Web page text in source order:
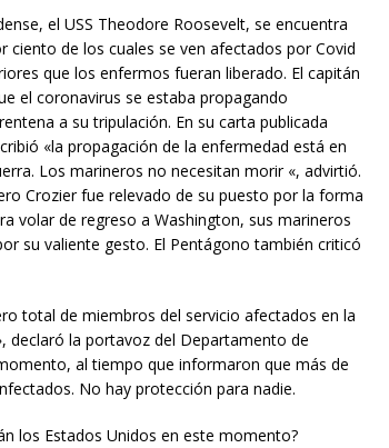
el USS Theodore Roosevelt, se encuentra
de los cuales se ven afectados por Covid
que los enfermos fueran liberado. El capitán
el coronavirus se estaba propagando
a su tripulación. En su carta publicada
«la propagación de la enfermedad está en
Los marineros no necesitan morir «, advirtió.
Crozier fue relevado de su puesto por la forma
volar de regreso a Washington, sus marineros
su valiente gesto. El Pentágono también criticó
total de miembros del servicio afectados en la
declaró la portavoz del Departamento de
al tiempo que informaron que más de
No hay protección para nadie.
los Estados Unidos en este momento?